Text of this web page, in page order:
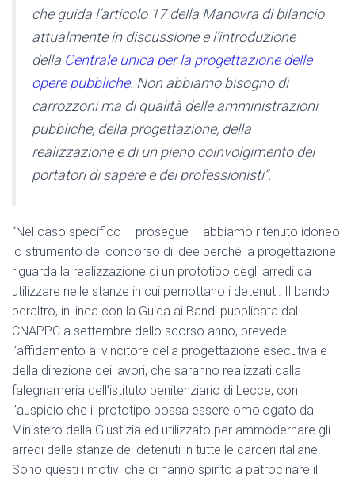
che guida l’articolo 17 della Manovra di bilancio
attualmente in discussione e l’introduzione
della Centrale unica per la progettazione delle
opere pubbliche. Non abbiamo bisogno di
carrozzoni ma di qualità delle amministrazioni
pubbliche, della progettazione, della
realizzazione e di un pieno coinvolgimento dei
portatori di sapere e dei professionisti”.
“Nel caso specifico – prosegue – abbiamo ritenuto idoneo
lo strumento del concorso di idee perché la progettazione
riguarda la realizzazione di un prototipo degli arredi da
utilizzare nelle stanze in cui pernottano i detenuti. Il bando
peraltro, in linea con la Guida ai Bandi pubblicata dal
CNAPPC a settembre dello scorso anno, prevede
l’affidamento al vincitore della progettazione esecutiva e
della direzione dei lavori, che saranno realizzati dalla
falegnameria dell’istituto penitenziario di Lecce, con
l’auspicio che il prototipo possa essere omologato dal
Ministero della Giustizia ed utilizzato per ammodernare gli
arredi delle stanze dei detenuti in tutte le carceri italiane.
Sono questi i motivi che ci hanno spinto a patrocinare il